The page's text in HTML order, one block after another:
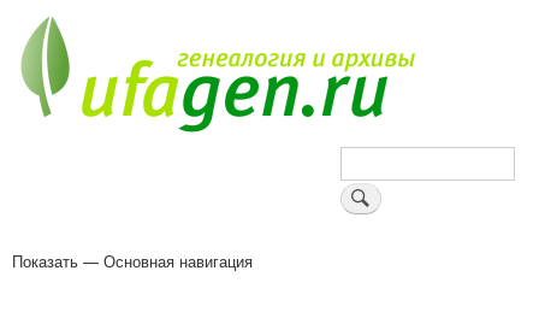
основному
содержанию
Поиск
Основная
Показать — Основная навигация